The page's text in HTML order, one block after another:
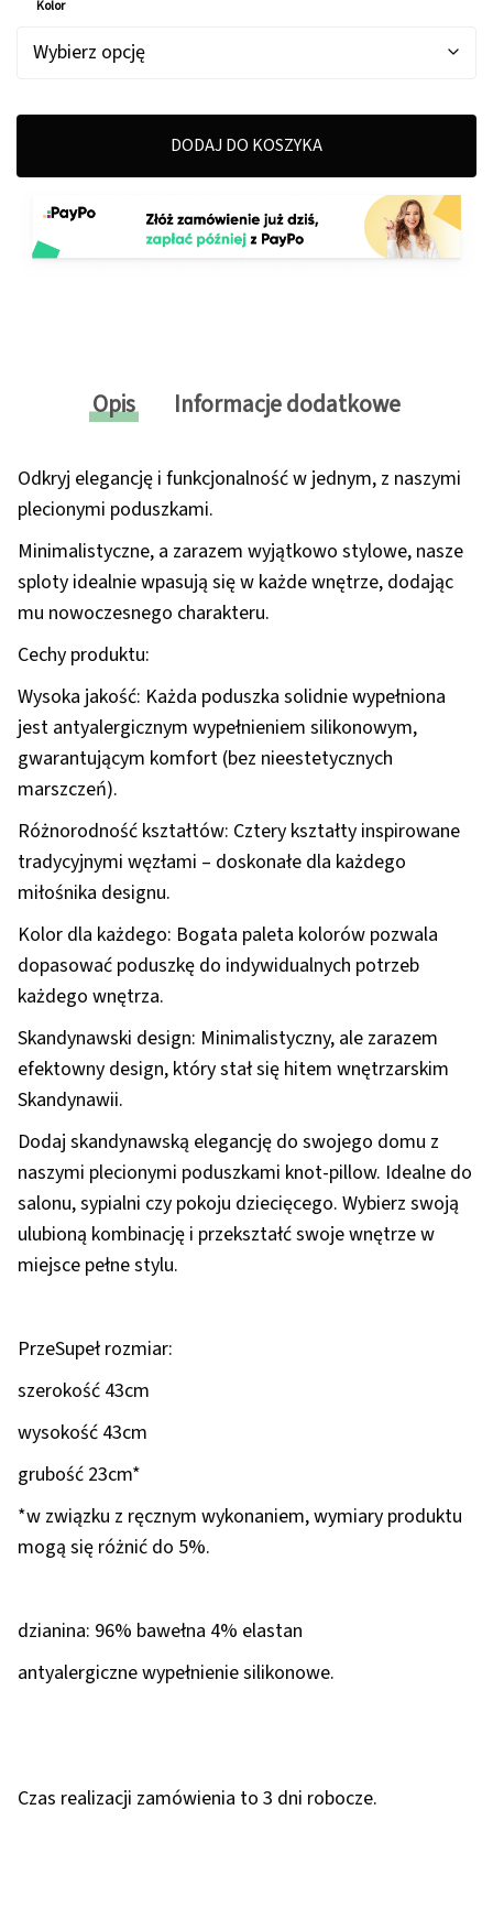
Kolor
DODAJ DO KOSZYKA
Opis Informacje dodatkowe
Odkryj elegancję i funkcjonalność w jednym, z naszymi
plecionymi poduszkami.
Minimalistyczne, a zarazem wyjątkowo stylowe, nasze
sploty idealnie wpasują się w każde wnętrze, dodając
mu nowoczesnego charakteru.
Cechy produktu:
Wysoka jakość: Każda poduszka solidnie wypełniona
jest antyalergicznym wypełnieniem silikonowym,
gwarantującym komfort (bez nieestetycznych
marszczeń).
Różnorodność kształtów: Cztery kształty inspirowane
tradycyjnymi węzłami – doskonałe dla każdego
miłośnika designu.
Kolor dla każdego: Bogata paleta kolorów pozwala
dopasować poduszkę do indywidualnych potrzeb
każdego wnętrza.
Skandynawski design: Minimalistyczny, ale zarazem
efektowny design, który stał się hitem wnętrzarskim
Skandynawii.
Dodaj skandynawską elegancję do swojego domu z
naszymi plecionymi poduszkami knot-pillow. Idealne do
salonu, sypialni czy pokoju dziecięcego. Wybierz swoją
ulubioną kombinację i przekształć swoje wnętrze w
miejsce pełne stylu.
PrzeSupeł rozmiar:
szerokość 43cm
wysokość 43cm
grubość 23cm*
*w związku z ręcznym wykonaniem, wymiary produktu
mogą się różnić do 5%.
dzianina: 96% bawełna 4% elastan
antyalergiczne wypełnienie silikonowe.
Czas realizacji zamówienia to 3 dni robocze.